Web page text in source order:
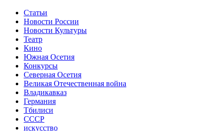
Статьи
Новости России
Новости Культуры
Театр
Кино
Южная Осетия
Конкурсы
Северная Осетия
Великая Отечественная война
Владикавказ
Германия
Тбилиси
СССР
искусство